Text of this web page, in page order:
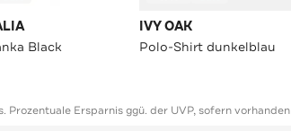
Black
IVY OAK
Polo-Shirt dunkelblau
Ersparnis ggü. der UVP, sofern vorhanden